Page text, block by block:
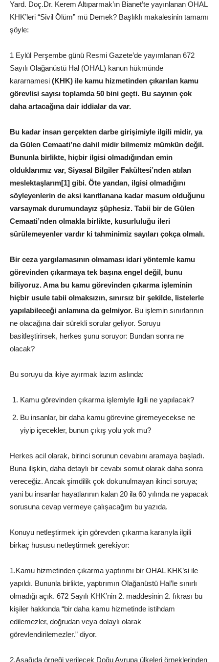
Yard. Doç.Dr. Kerem Altıparmak’ın Bianet’te yayınlanan OHAL
KHK’leri “Sivil Ölüm” mü Demek? Başlıklı makalesinin tamamı
şöyle:
1 Eylül Perşembe günü Resmi Gazete’de yayımlanan 672
Sayılı Olağanüstü Hal (OHAL) kanun hükmünde
kararnamesi (KHK) ile kamu hizmetinden çıkarılan kamu
görevlisi sayısı toplamda 50 bini geçti. Bu sayının çok
daha artacağına dair iddialar da var.
Bu kadar insan gerçekten darbe girişimiyle ilgili midir, ya
da Gülen Cemaati’ne dahil midir bilmemiz mümkün değil.
Bununla birlikte, hiçbir ilgisi olmadığından emin
olduklarımız var, Siyasal Bilgiler Fakültesi’nden atılan
meslektaşlarım[1] gibi. Öte yandan, ilgisi olmadığını
söyleyenlerin de aksi kanıtlanana kadar masum olduğunu
varsaymak durumundayız şüphesiz. Tabii bir de Gülen
Cemaati’nden olmakla birlikte, kusurluluğu ileri
sürülemeyenler vardır ki tahminimiz sayıları çokça olmalı.
Bir ceza yargılamasının olmaması idari yöntemle kamu
görevinden çıkarmaya tek başına engel değil, bunu
biliyoruz. Ama bu kamu görevinden çıkarma işleminin
hiçbir usule tabii olmaksızın, sınırsız bir şekilde, listelerle
yapılabileceği anlamına da gelmiyor. Bu işlemin sınırlarının
ne olacağına dair sürekli sorular geliyor. Soruyu
basitleştirirsek, herkes şunu soruyor: Bundan sonra ne
olacak?
Bu soruyu da ikiye ayırmak lazım aslında:
Kamu görevinden çıkarma işlemiyle ilgili ne yapılacak?
Bu insanlar, bir daha kamu görevine giremeyecekse ne
yiyip içecekler, bunun çıkış yolu yok mu?
Herkes acil olarak, birinci sorunun cevabını aramaya başladı.
Buna ilişkin, daha detaylı bir cevabı somut olarak daha sonra
vereceğiz. Ancak şimdilik çok dokunulmayan ikinci soruya;
yani bu insanlar hayatlarının kalan 20 ila 60 yılında ne yapacak
sorusuna cevap vermeye çalışacağım bu yazıda.
Konuyu netleştirmek için görevden çıkarma kararıyla ilgili
birkaç hususu netleştirmek gerekiyor:
1.Kamu hizmetinden çıkarma yaptırımı bir OHAL KHK’si ile
yapıldı. Bununla birlikte, yaptırımın Olağanüstü Hal’le sınırlı
olmadığı açık. 672 Sayılı KHK’nin 2. maddesinin 2. fıkrası bu
kişiler hakkında “bir daha kamu hizmetinde istihdam
edilemezler, doğrudan veya dolaylı olarak
görevlendirilemezler.” diyor.
2.Aşağıda örneği verilecek Doğu Avrupa ülkeleri örneklerinden